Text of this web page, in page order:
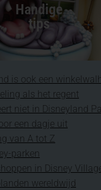
Handige
tips
is ook een
als het regent
niet in Disneyland
een dagje uit
van A tot Z
parken
in Disney
wereldwijd